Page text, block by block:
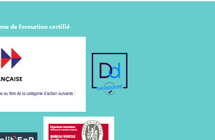
de formation certifié